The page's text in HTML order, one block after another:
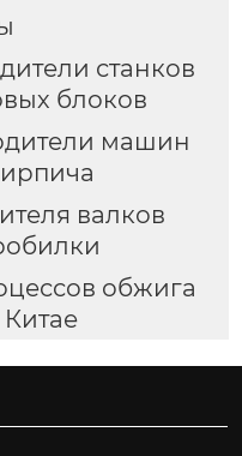
станков
блоков
машин
валков
обжига